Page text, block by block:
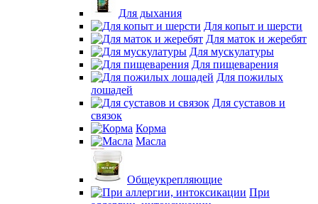
Для дыхания
Для копыт и шерсти
Для маток и жеребят
Для мускулатуры
Для пищеварения
Для пожилых
лошадей
Для суставов и
связок
Корма
Масла
Общеукрепляющие
При